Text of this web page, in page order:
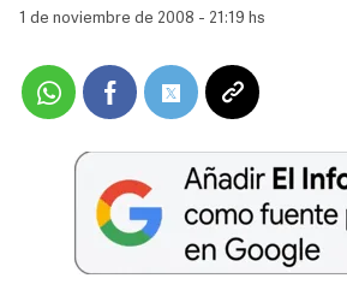
1 de noviembre de 2008 - 21:19 hs